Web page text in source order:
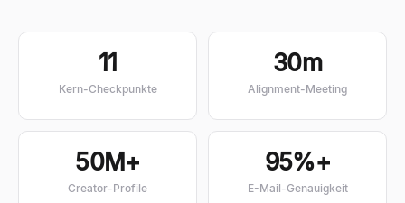
11
Kern-Checkpunkte
30m
Alignment-Meeting
50M+
Creator-Profile
95%+
E-Mail-Genauigkeit